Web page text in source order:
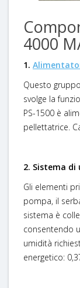
4000
1.
Questo
svolge la
PS-1500 è
pellettatrice.
2. Sistema di
Gli elementi
pompa, il
sistema è
consentendo
umidità
energetico: